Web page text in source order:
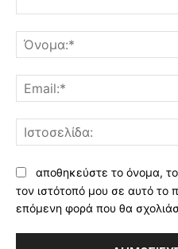
αποθηκεύστε το όνομα,
τον ιστότοπό μου σε αυτό το
επόμενη φορά που θα